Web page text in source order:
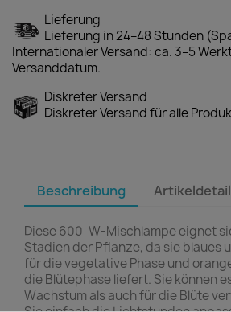
Lieferung
Lieferung in 24–48 Stunden
Internationaler Versand: ca. 3–5
Versanddatum.
Diskreter Versand
Diskreter Versand für alle
Beschreibung
Diese 600-W-Mischlampe eignet
Stadien der Pflanze, da sie blaues
für die vegetative Phase und
die Blütephase liefert. Sie können
Wachstum als auch für die Blüte